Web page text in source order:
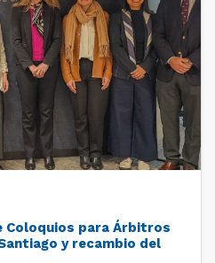
Coloquios para Árbitros
y recambio del